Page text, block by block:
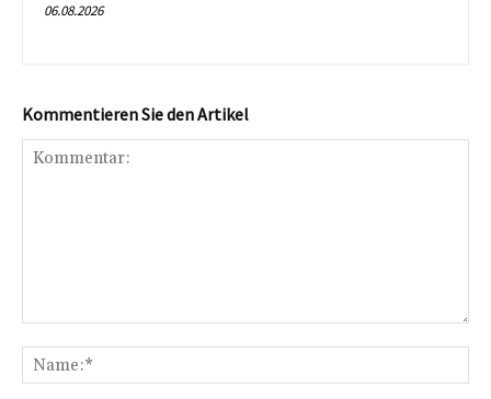
06.08.2026
Kommentieren Sie den Artikel